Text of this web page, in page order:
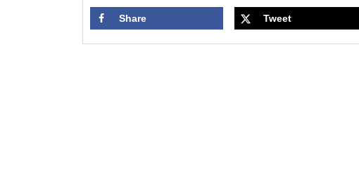
Share Tweet